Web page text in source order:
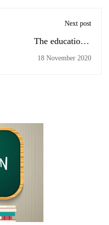
Next post
The educational
experience never stops
18 November 2020